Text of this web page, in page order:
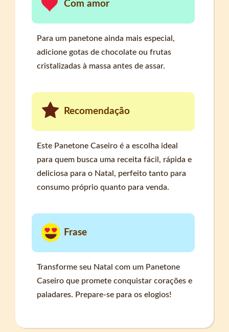
Com amor
Para um panetone ainda mais especial,
adicione gotas de chocolate ou frutas
cristalizadas à massa antes de assar.
Recomendação
Este Panetone Caseiro é a escolha ideal
para quem busca uma receita fácil, rápida e
deliciosa para o Natal, perfeito tanto para
consumo próprio quanto para venda.
Frase
Transforme seu Natal com um Panetone
Caseiro que promete conquistar corações e
paladares. Prepare-se para os elogios!